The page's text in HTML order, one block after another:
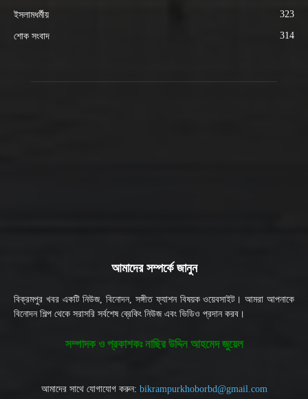
ইসলামধর্মীয় 323
শোক সংবাদ 314
আমাদের সম্পর্কে জানুন
বিক্রমপুর খবর একটি নিউজ, বিনোদন, সঙ্গীত ফ্যাশন বিষয়ক ওয়েবসাইট। আমরা আপনাকে
বিনোদন শিল্প থেকে সরাসরি সর্বশেষ ব্রেকিং নিউজ এবং ভিডিও প্রদান করব।
সম্পাদক ও প্রকাশকঃ নাছির উদ্দিন আহমেদ জুয়েল
আমাদের সাথে যোগাযোগ করুন: bikrampurkhoborbd@gmail.com